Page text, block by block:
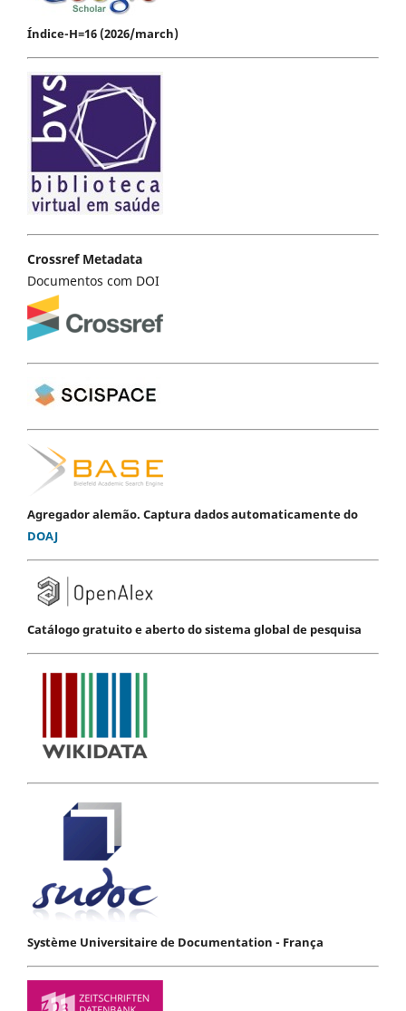
Índice-H=16 (2026/march)
Crossref Metadata
Documentos com DOI
Agregador alemão. Captura dados automaticamente do
DOAJ
Catálogo gratuito e aberto do sistema global de pesquisa
Système Universitaire de Documentation - França